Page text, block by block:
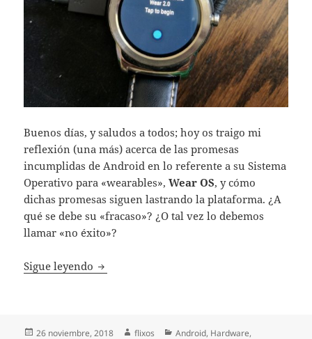
Buenos días, y saludos a todos; hoy os traigo mi
reflexión (una más) acerca de las promesas
incumplidas de Android en lo referente a su Sistema
Operativo para «wearables»,Wear OS, y cómo
dichas promesas siguen lastrando la plataforma. ¿A
qué se debe su «fracaso»? ¿O tal vez lo debemos
llamar «no éxito»?
Sigue leyendo [OPINIÓN] – ¿Por qué los wearables con
Publicado
26 noviembre, 2018 Autor
flixos Categorías
Android, Hardware,